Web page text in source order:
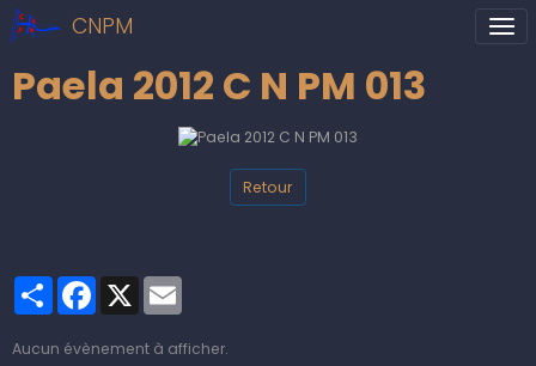
CNPM
Paela 2012 C N PM 013
Retour
PartagerFacebook
X
Aucun évènement à afficher.